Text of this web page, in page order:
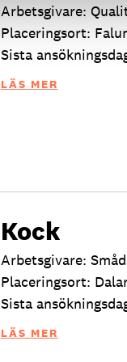
Arbetsgivare:
Placeringsort:
Sista
LÄS MER
Kock
Arbetsgivare:
Placeringsort:
Sista
LÄS MER